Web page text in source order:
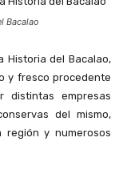
Bacalao
Historia del Bacalao,
y fresco procedente
distintas empresas
del mismo,
región y numerosos